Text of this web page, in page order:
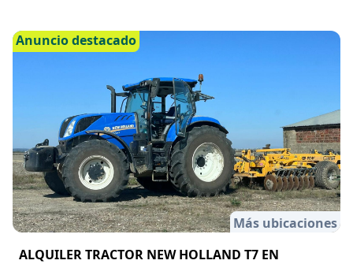
Anuncio destacado
Más ubicaciones
ALQUILER TRACTOR NEW HOLLAND T7 EN